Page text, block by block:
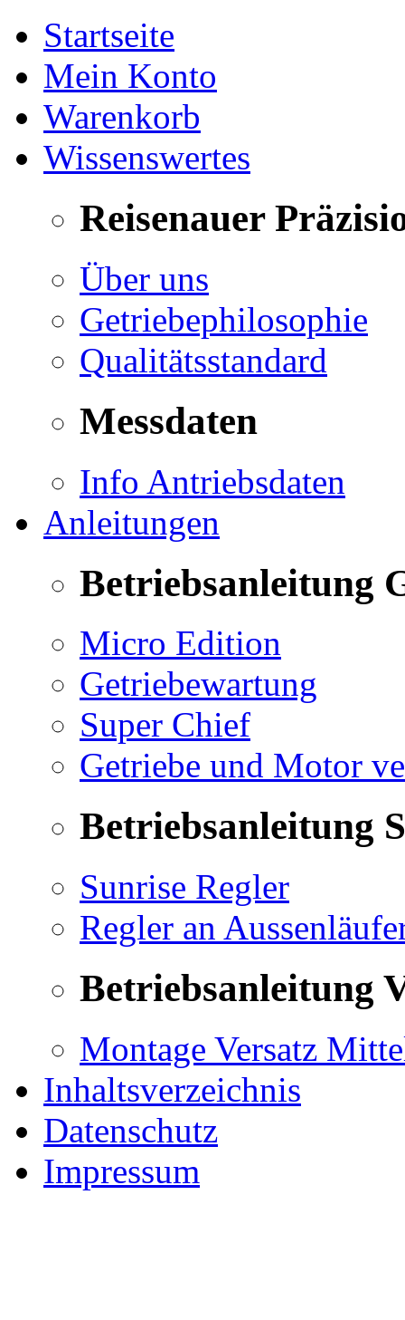
Startseite
Mein Konto
Warenkorb
Wissenswertes
Reisenauer
Über uns
Getriebephilosophie
Qualitätsstandard
Messdaten
Info Antriebsdaten
Anleitungen
Betriebsanleitung
Micro Edition
Getriebewartung
Super Chief
Getriebe und Motor
Betriebsanleitung
Sunrise Regler
Regler an
Betriebsanleitung
Montage Versatz
Inhaltsverzeichnis
Datenschutz
Impressum